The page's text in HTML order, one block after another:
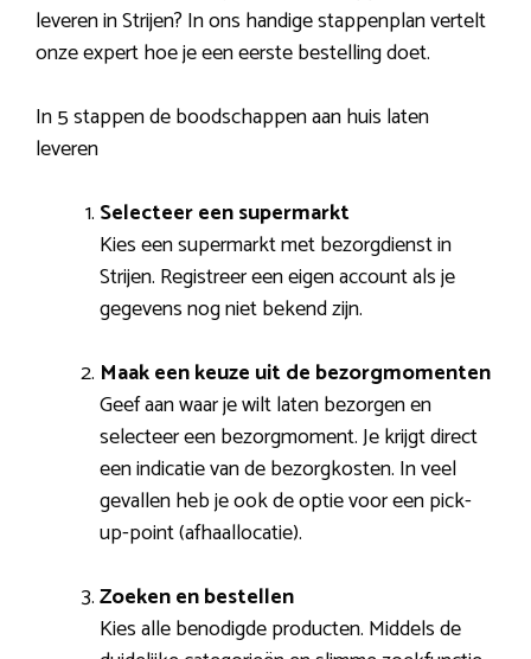
leveren in Strijen? In ons handige stappenplan vertelt
onze expert hoe je een eerste bestelling doet.
In 5 stappen de boodschappen aan huis laten
leveren
Selecteer een supermarkt
Kies een supermarkt met bezorgdienst in
Strijen. Registreer een eigen account als je
gegevens nog niet bekend zijn.
Maak een keuze uit de bezorgmomenten
Geef aan waar je wilt laten bezorgen en
selecteer een bezorgmoment. Je krijgt direct
een indicatie van de bezorgkosten. In veel
gevallen heb je ook de optie voor een pick-
up-point (afhaallocatie).
Zoeken en bestellen
Kies alle benodigde producten. Middels de